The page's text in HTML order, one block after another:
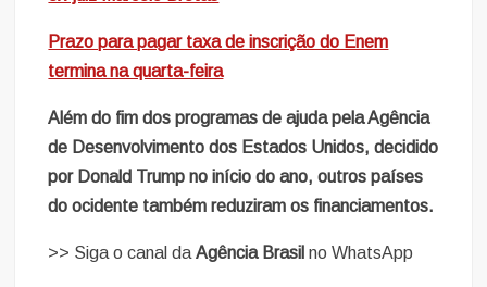
Prazo para pagar taxa de inscrição do Enem
termina na quarta-feira
Além do fim dos programas de ajuda pela Agência
de Desenvolvimento dos Estados Unidos, decidido
por Donald Trump no início do ano, outros países
do ocidente também reduziram os financiamentos.
>> Siga o canal daAgência Brasilno WhatsApp